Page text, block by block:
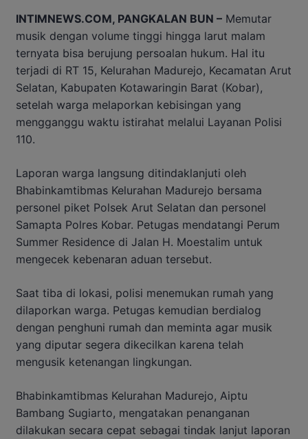
INTIMNEWS.COM, PANGKALAN BUN – Memutar
musik dengan volume tinggi hingga larut malam
ternyata bisa berujung persoalan hukum. Hal itu
terjadi di RT 15, Kelurahan Madurejo, Kecamatan Arut
Selatan, Kabupaten Kotawaringin Barat (Kobar),
setelah warga melaporkan kebisingan yang
mengganggu waktu istirahat melalui Layanan Polisi
110.
Laporan warga langsung ditindaklanjuti oleh
Bhabinkamtibmas Kelurahan Madurejo bersama
personel piket Polsek Arut Selatan dan personel
Samapta Polres Kobar. Petugas mendatangi Perum
Summer Residence di Jalan H. Moestalim untuk
mengecek kebenaran aduan tersebut.
Saat tiba di lokasi, polisi menemukan rumah yang
dilaporkan warga. Petugas kemudian berdialog
dengan penghuni rumah dan meminta agar musik
yang diputar segera dikecilkan karena telah
mengusik ketenangan lingkungan.
Bhabinkamtibmas Kelurahan Madurejo, Aiptu
Bambang Sugiarto, mengatakan penanganan
dilakukan secara cepat sebagai tindak lanjut laporan